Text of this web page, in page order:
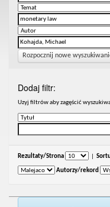
Rozpocznij nowe
Dodaj filtr:
Uzyj filtrów aby zagęścić
Rezultaty/Strona
Autorzy/rekord